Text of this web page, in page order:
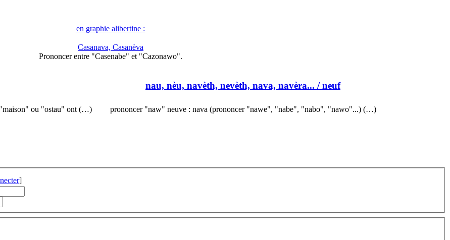
en graphie alibertine :
Casanava, Casanèva
Prononcer entre "Casenabe" et "Cazonawo".
"maison" ou "ostau" ont (…)
nau, nèu, navèth, nevèth, nava, navèra... / neuf
prononcer "naw" neuve : nava (prononcer "nawe", "nabe", "nabo", "nawo"...) (…)
]